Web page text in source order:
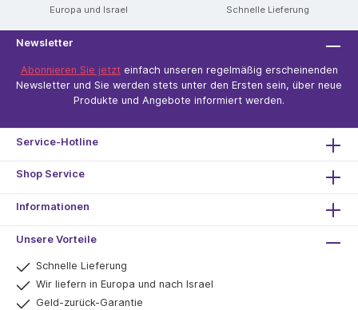
Europa und Israel Schnelle Lieferung
Newsletter
Abonnieren Sie jetzteinfach unseren regelmäßig erscheinenden
Newsletter und Sie werden stets unter den Ersten sein, über neue
Produkte und Angebote informiert werden.
Service-Hotline
Shop Service
Informationen
Unsere Vorteile
Schnelle Lieferung
Wir liefern in Europa und nach Israel
Geld-zurück-Garantie